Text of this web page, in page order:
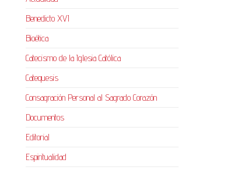
Benedicto XVI
Bioética
Catecismo de la Iglesia Católica
Catequesis
Consagración Personal al Sagrado Corazón
Documentos
Editorial
Espiritualidad